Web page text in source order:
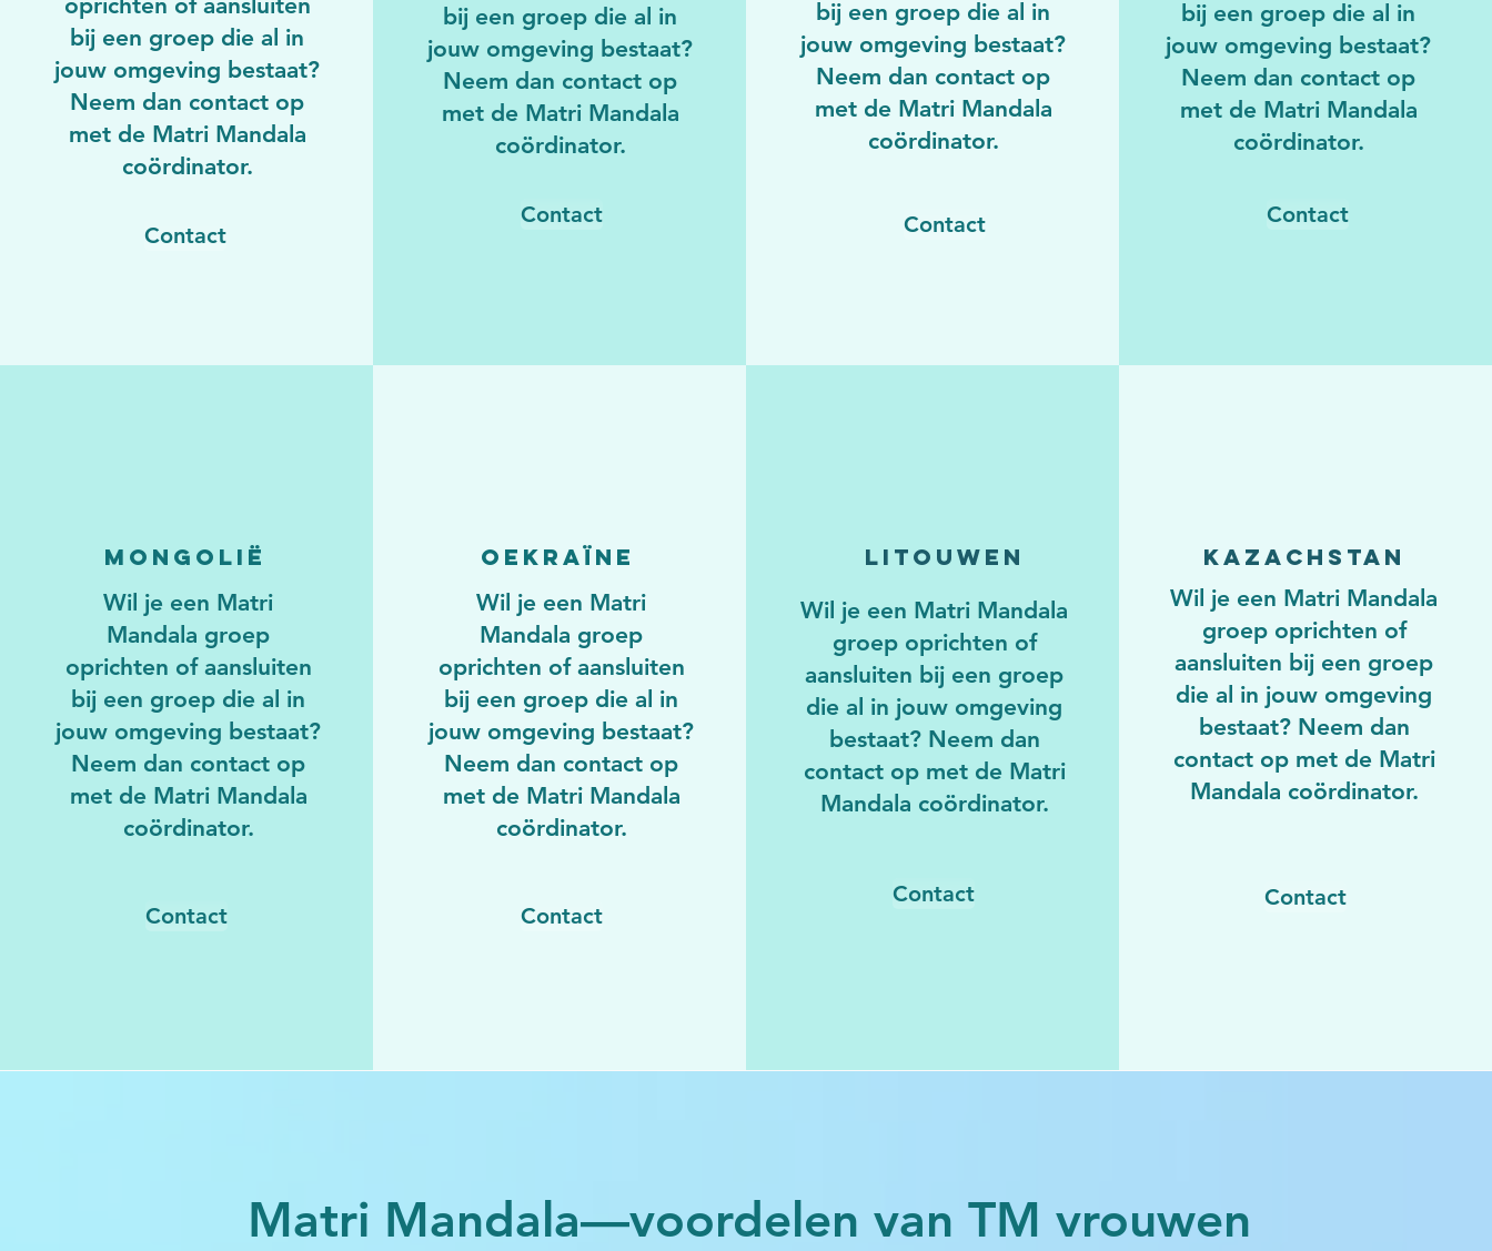
bij een groep die al in
jouw omgeving bestaat?
Neem dan contact op
met de Matri Mandala
coördinator.
Contact
bij een groep die al in
jouw omgeving bestaat?
Neem dan contact op
met de Matri Mandala
coördinator.
Contact
bij een groep die al in
jouw omgeving bestaat?
Neem dan contact op
met de Matri Mandala
coördinator.
Contact
bij een groep die al in
jouw omgeving bestaat?
Neem dan contact op
met de Matri Mandala
coördinator.
Contact
Mongolië
Wil je een Matri
Mandala groep
oprichten of aansluiten
bij een groep die al in
jouw omgeving bestaat?
Neem dan contact op
met de Matri Mandala
coördinator.
Contact
Oekraïne
Wil je een Matri
Mandala groep
oprichten of aansluiten
bij een groep die al in
jouw omgeving bestaat?
Neem dan contact op
met de Matri Mandala
coördinator.
Contact
Litouwen
Wil je een Matri Mandala
groep oprichten of
aansluiten bij een groep
die al in jouw omgeving
bestaat? Neem dan
contact op met de Matri
Mandala coördinator.
Contact
Kazachstan
Wil je een Matri Mandala
groep oprichten of
aansluiten bij een groep
die al in jouw omgeving
bestaat? Neem dan
contact op met de Matri
Mandala coördinator.
Contact
Matri Mandala—voordelen van TM vrouwen